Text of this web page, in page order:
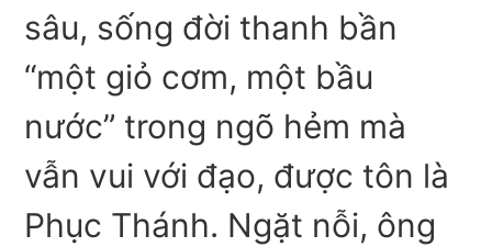
sâu, sống đời thanh bần
“một giỏ cơm, một bầu
nước” trong ngõ hẻm mà
vẫn vui với đạo, được tôn là
Phục Thánh. Ngặt nỗi, ông